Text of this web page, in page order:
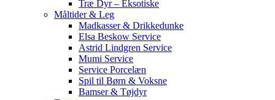
Træ Dyr – Eksotiske
Måltider & Leg
Madkasser & Drikkedunke
Elsa Beskow Service
Astrid Lindgren Service
Mumi Service
Service Porcelæn
Spil til Børn & Voksne
Bamser & Tøjdyr